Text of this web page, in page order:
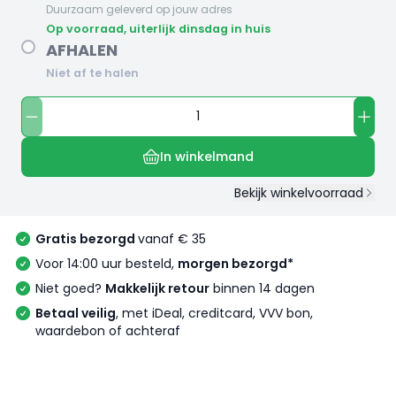
Duurzaam geleverd op jouw adres
op voorraad, uiterlijk dinsdag in huis
AFHALEN
Niet af te halen
In winkelmand
Bekijk winkelvoorraad
Gratis bezorgd vanaf € 35
Voor 14:00 uur besteld, morgen bezorgd*
Niet goed? Makkelijk retour binnen 14 dagen
Betaal veilig, met iDeal, creditcard, VVV bon,
waardebon of achteraf